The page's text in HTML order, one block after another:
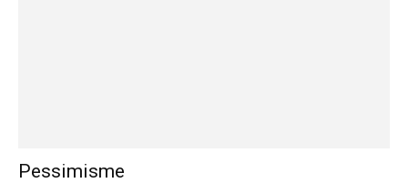
Pessimisme